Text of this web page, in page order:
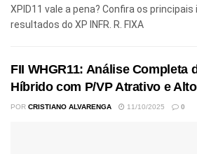
XPID11 vale a pena? Confira os
resultados do XP INFR. R. FIXA
FII WHGR11: Análise Completa
Híbrido com P/VP Atrativo e
POR CRISTIANO ALVARENGA 11/10/2025 0